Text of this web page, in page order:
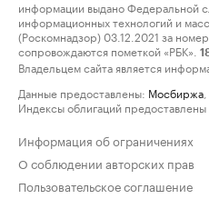
информации выдано Федеральной
информационных технологий и
(Роскомнадзор) 03.12.2021 за
сопровождаются пометкой «РБК».
Владельцем сайта является
Данные предоставлены: Мосбиржа
Индексы облигаций предоставлены
Информация об ограничениях
О соблюдении авторских прав
Пользовательское соглашение